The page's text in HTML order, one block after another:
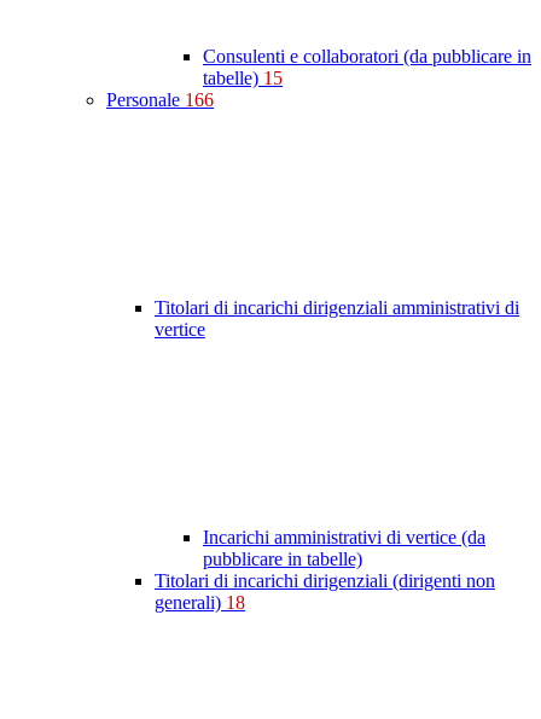
Consulenti e collaboratori (da pubblicare in
tabelle) 15
Personale 166
Titolari di incarichi dirigenziali amministrativi di
vertice
Incarichi amministrativi di vertice (da
pubblicare in tabelle)
Titolari di incarichi dirigenziali (dirigenti non
generali) 18